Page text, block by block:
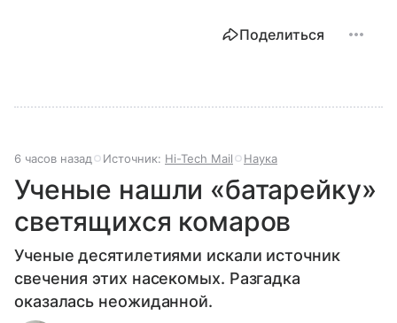
Поделиться
6 часов назад Источник: Hi-Tech Mail Наука
Ученые нашли «батарейку»
светящихся комаров
Ученые десятилетиями искали источник
свечения этих насекомых. Разгадка
оказалась неожиданной.